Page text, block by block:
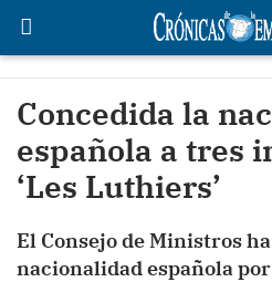
Concedida la
española a tres
‘Les Luthiers’
El Consejo de Ministros
nacionalidad española